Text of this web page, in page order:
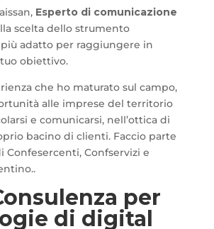
Esperto di comunicazione
scelta dello strumento
adatto per raggiungere in
obiettivo.
che ho maturato sul campo,
alle imprese del territorio
e comunicarsi, nell’ottica di
bacino di clienti. Faccio parte
Confservizi e
per
di digital